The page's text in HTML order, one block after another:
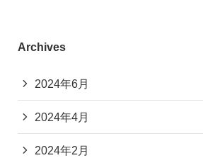
Archives
2024年6月
2024年4月
2024年2月